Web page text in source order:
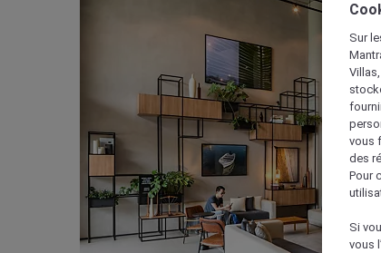
Sur
vous
des
Pour
Si
vous